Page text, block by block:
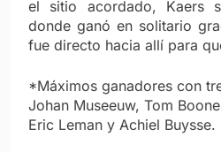
el sitio acordado, Kaers
donde ganó en solitario
fue directo hacia allí para
*Máximos ganadores con
Johan Museeuw, Tom
Eric Leman y Achiel Buysse.